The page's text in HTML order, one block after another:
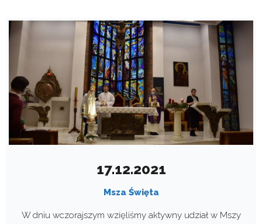
Aktualności
17.12.2021
Msza Święta
W dniu wczorajszym wzięliśmy aktywny udział w Mszy